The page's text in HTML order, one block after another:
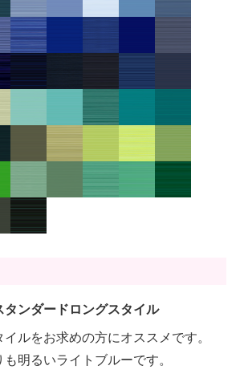
ンダードロングスタイル
ルをお求めの方にオススメです。
明るいライトブルーです。